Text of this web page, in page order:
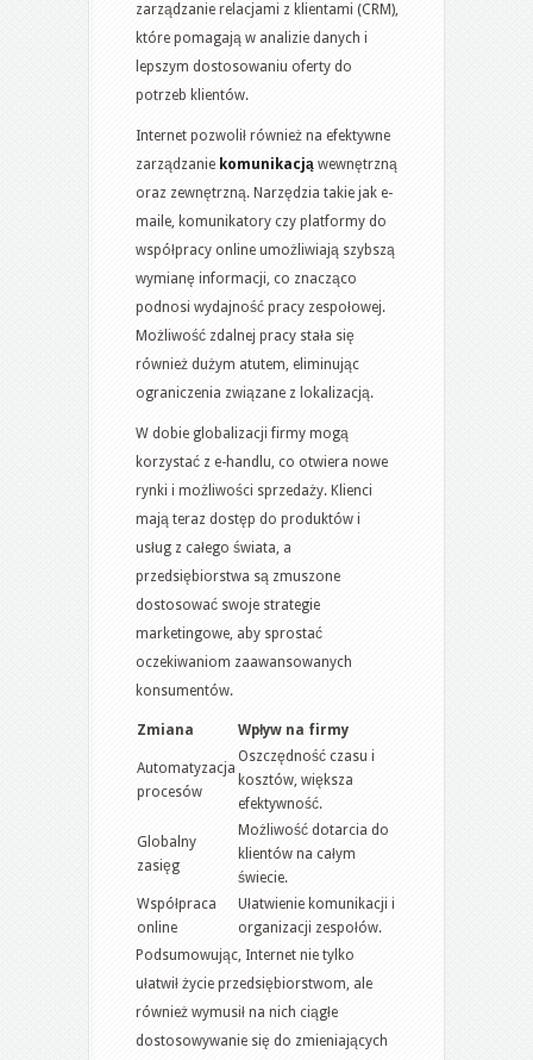
zarządzanie relacjami z klientami (CRM),
które pomagają w analizie danych i
lepszym dostosowaniu oferty do
potrzeb klientów.
Internet pozwolił również na efektywne
zarządzanie komunikacją wewnętrzną
oraz zewnętrzną. Narzędzia takie jak e-
maile, komunikatory czy platformy do
współpracy online umożliwiają szybszą
wymianę informacji, co znacząco
podnosi wydajność pracy zespołowej.
Możliwość zdalnej pracy stała się
również dużym atutem, eliminując
ograniczenia związane z lokalizacją.
W dobie globalizacji firmy mogą
korzystać z e-handlu, co otwiera nowe
rynki i możliwości sprzedaży. Klienci
mają teraz dostęp do produktów i
usług z całego świata, a
przedsiębiorstwa są zmuszone
dostosować swoje strategie
marketingowe, aby sprostać
oczekiwaniom zaawansowanych
konsumentów.
Zmiana Wpływ na firmy
Automatyzacja
procesów
Oszczędność czasu i
kosztów, większa
efektywność.
Globalny
zasięg
Możliwość dotarcia do
klientów na całym
świecie.
Współpraca
online
Ułatwienie komunikacji i
organizacji zespołów.
Podsumowując, Internet nie tylko
ułatwił życie przedsiębiorstwom, ale
również wymusił na nich ciągłe
dostosowywanie się do zmieniających